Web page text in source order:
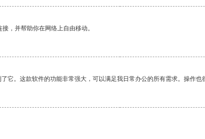
，并帮助你在网络上自由移动。
它。这款软件的功能非常强大，可以满足我日常办公的所有需求。操作也